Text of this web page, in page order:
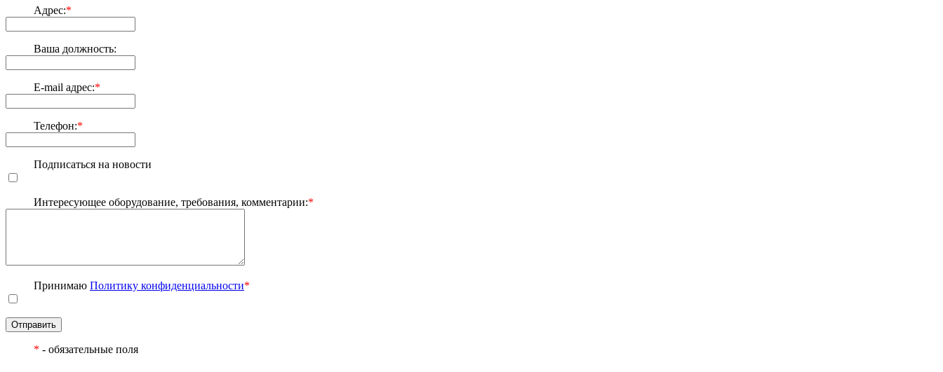
Адрес:*
Ваша должность:
E-mail адрес:*
Телефон:*
Подписаться на новости
Интересующее оборудование, требования, комментарии:*
Принимаю Политику конфиденциальности*
Отправить
* - обязательные поля